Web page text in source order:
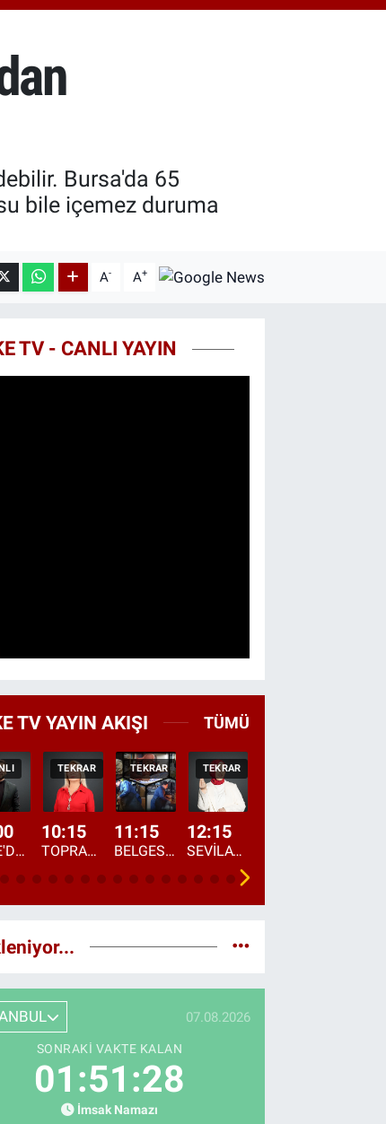
%1.2
Bursa'da 65
bile içemez duruma
A- A+
TV - CANLI YAYIN
TV YAYIN AKIŞI TÜMÜ
ÜLKE'DE BU SABAH
TEKRAR
10:15
TOPRAKTAN SOFRAYA
TEKRAR
11:15
BELGESEL: "ÜLKE'NİN ALIN TERİ"
TEKRAR
12:15
SEVİLAY SUNGUR İLE ELİMİN BEREKETİ
07.08.2026
SONRAKI VAKTE KALAN
01:51:26
İmsak Namazı